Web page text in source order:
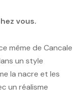
vous.
même de Cancale
un style
la nacre et les
un réalisme